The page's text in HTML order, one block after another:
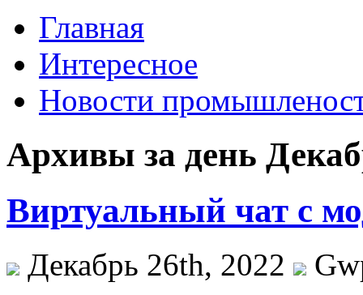
Главная
Интересное
Новости
Архивы за день
Виртуальный чат с
Декабрь 26th, 2022